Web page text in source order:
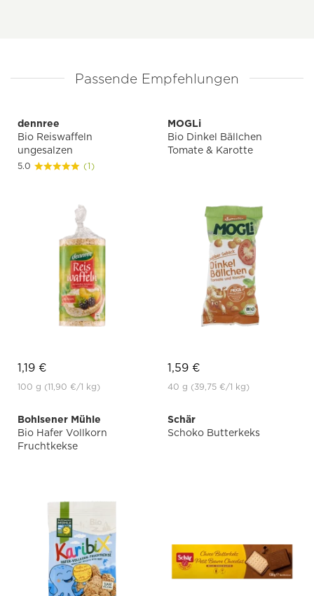
Passende Empfehlungen
dennree
Bio Reiswaffeln
ungesalzen
5.0 (1)
1,19 €
100 g (11,90 €/1 kg)
MOGLi
Bio Dinkel Bällchen
Tomate & Karotte
1,59 €
40 g (39,75 €/1 kg)
Bohlsener Mühle
Bio Hafer Vollkorn
Fruchtkekse
Schär
Schoko Butterkeks